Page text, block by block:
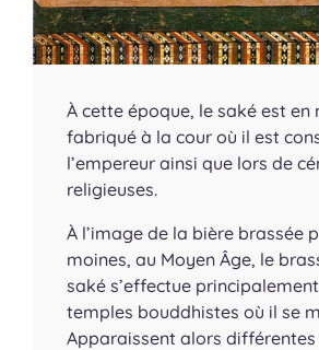
À cette époque, le saké est
fabriqué à la cour où il est
l’empereur ainsi que lors de
religieuses.
À l’image de la bière brassée
moines, au Moyen Âge, le
saké s’effectue
temples bouddhistes où il se
Apparaissent alors différentes